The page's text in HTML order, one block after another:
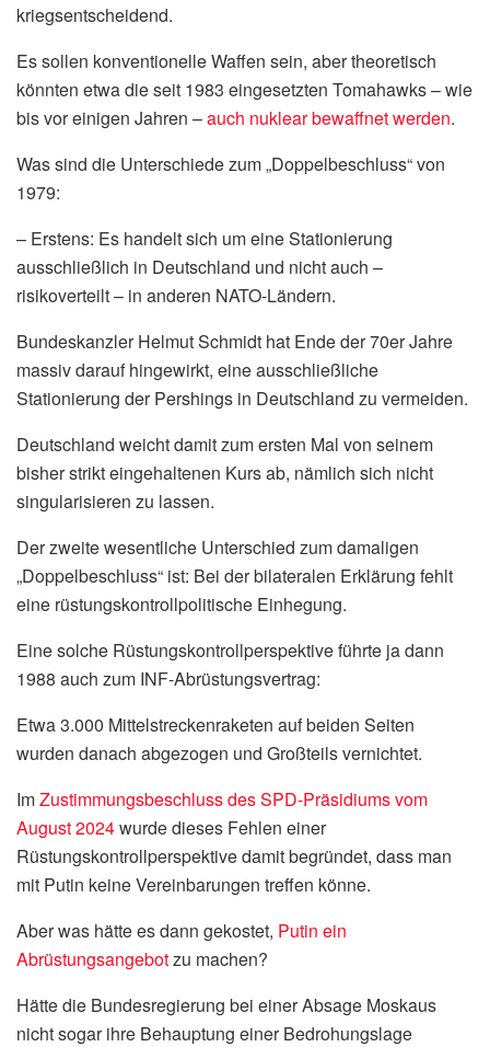
kriegsentscheidend.
Es sollen konventionelle Waffen sein, aber theoretisch
könnten etwa die seit 1983 eingesetzten Tomahawks – wie
bis vor einigen Jahren –auch nuklear bewaffnet werden.
Was sind die Unterschiede zum „Doppelbeschluss“ von
1979:
– Erstens: Es handelt sich um eine Stationierung
ausschließlich in Deutschland und nicht auch –
risikoverteilt – in anderen NATO-Ländern.
Bundeskanzler Helmut Schmidt hat Ende der 70er Jahre
massiv darauf hingewirkt, eine ausschließliche
Stationierung der Pershings in Deutschland zu vermeiden.
Deutschland weicht damit zum ersten Mal von seinem
bisher strikt eingehaltenen Kurs ab, nämlich sich nicht
singularisieren zu lassen.
Der zweite wesentliche Unterschied zum damaligen
„Doppelbeschluss“ ist: Bei der bilateralen Erklärung fehlt
eine rüstungskontrollpolitische Einhegung.
Eine solche Rüstungskontrollperspektive führte ja dann
1988 auch zum INF-Abrüstungsvertrag:
Etwa 3.000 Mittelstreckenraketen auf beiden Seiten
wurden danach abgezogen und Großteils vernichtet.
ImZustimmungsbeschluss des SPD-Präsidiums vom
August 2024wurde dieses Fehlen einer
Rüstungskontrollperspektive damit begründet, dass man
mit Putin keine Vereinbarungen treffen könne.
Aber was hätte es dann gekostet, Putin ein
Abrüstungsangebotzu machen?
Hätte die Bundesregierung bei einer Absage Moskaus
nicht sogar ihre Behauptung einer Bedrohungslage